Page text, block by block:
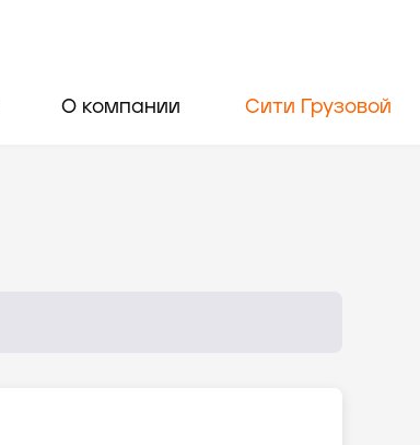
О компании Сити Грузовой